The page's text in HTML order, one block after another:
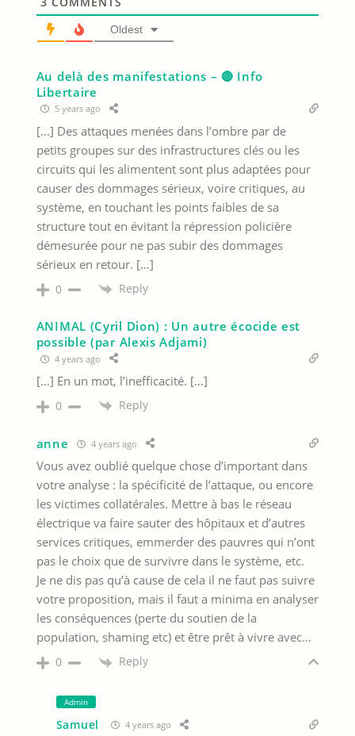
Oldest
Au delà des manifestations – 🔴 Info
Libertaire
5 years ago
[…] Des attaques menées dans l’ombre par de
petits groupes sur des infrastructures clés ou les
circuits qui les alimentent sont plus adaptées pour
causer des dommages sérieux, voire critiques, au
système, en touchant les points faibles de sa
structure tout en évitant la répression policière
démesurée pour ne pas subir des dommages
sérieux en retour. […]
0 Reply
ANIMAL (Cyril Dion) : Un autre écocide est
possible (par Alexis Adjami)
4 years ago
[…] En un mot, l’inefficacité. […]
0 Reply
anne 4 years ago
Vous avez oublié quelque chose d’important dans
votre analyse : la spécificité de l’attaque, ou encore
les victimes collatérales. Mettre à bas le réseau
électrique va faire sauter des hôpitaux et d’autres
services critiques, emmerder des pauvres qui n’ont
pas le choix que de survivre dans le système, etc.
Je ne dis pas qu’à cause de cela il ne faut pas suivre
votre proposition, mais il faut a minima en analyser
les conséquences (perte du soutien de la
population, shaming etc) et être prêt à vivre avec…
0 Reply
Admin
Samuel 4 years ago